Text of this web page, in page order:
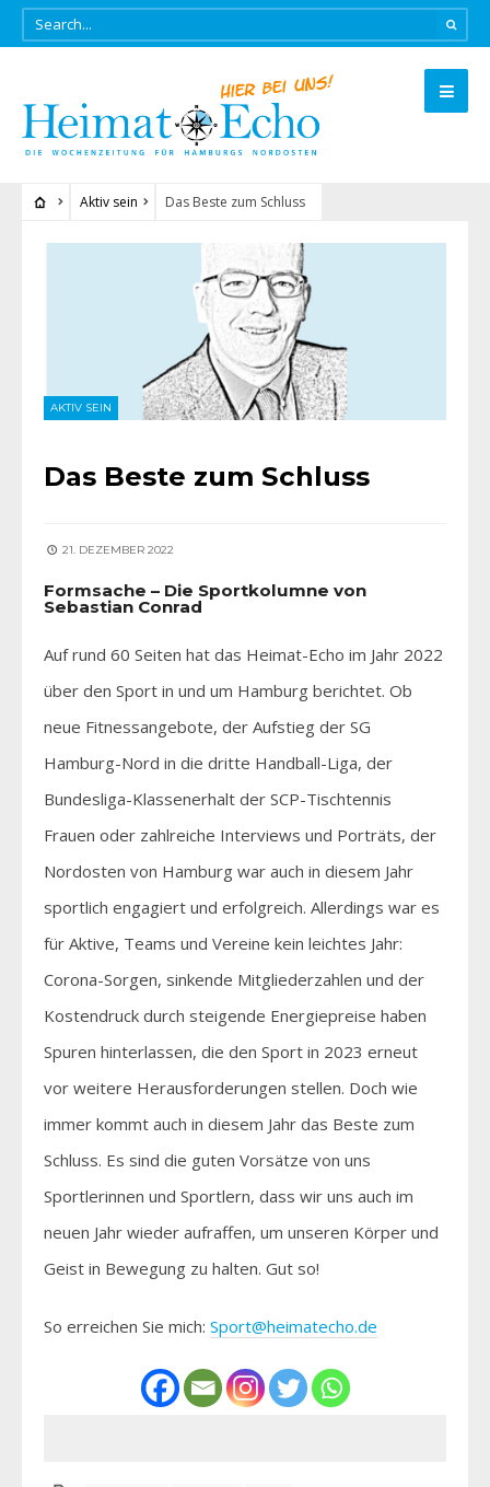
Aktiv sein Das Beste zum Schluss
AKTIV SEIN
Das Beste zum Schluss
21. DEZEMBER 2022
Formsache – Die Sportkolumne von
Sebastian Conrad
Auf rund 60 Seiten hat das Heimat-Echo im Jahr 2022
über den Sport in und um Hamburg berichtet. Ob
neue Fitnessangebote, der Aufstieg der SG
Hamburg-Nord in die dritte Handball-Liga, der
Bundesliga-Klassenerhalt der SCP-Tischtennis
Frauen oder zahlreiche Interviews und Porträts, der
Nordosten von Hamburg war auch in diesem Jahr
sportlich engagiert und erfolgreich. Allerdings war es
für Aktive, Teams und Vereine kein leichtes Jahr:
Corona-Sorgen, sinkende Mitgliederzahlen und der
Kostendruck durch steigende Energiepreise haben
Spuren hinterlassen, die den Sport in 2023 erneut
vor weitere Herausforderungen stellen. Doch wie
immer kommt auch in diesem Jahr das Beste zum
Schluss. Es sind die guten Vorsätze von uns
Sportlerinnen und Sportlern, dass wir uns auch im
neuen Jahr wieder aufraffen, um unseren Körper und
Geist in Bewegung zu halten. Gut so!
So erreichen Sie mich: Sport@heimatecho.de